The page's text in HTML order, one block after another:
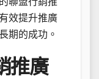
效提升推廣
期的成功。
推廣